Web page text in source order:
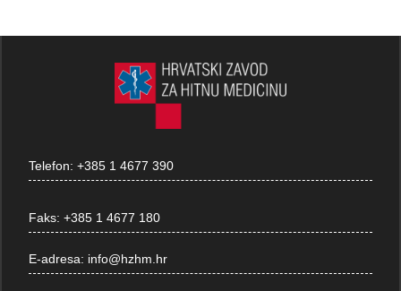
Telefon:+385 1 4677 390
Faks:+385 1 4677 180
E-adresa: info@hzhm.hr